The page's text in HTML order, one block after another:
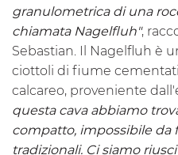
granulometrica di una
chiamata Nagelfluh",
Sebastian. Il Nagelfluh è
ciottoli di fiume
calcareo, proveniente
questa cava abbiamo
compatto, impossibile
tradizionali. Ci siamo